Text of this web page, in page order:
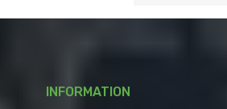
INFORMATION